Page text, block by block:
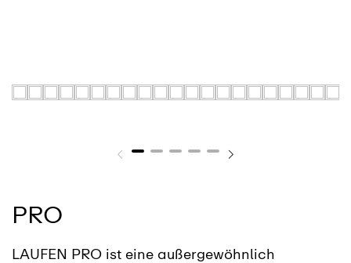
PRO
LAUFEN PRO ist eine außergewöhnlich